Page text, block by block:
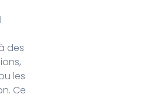
des
les
Ce